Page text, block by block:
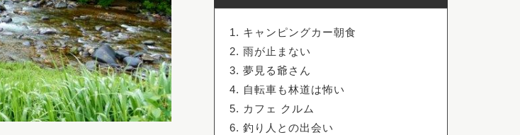
キャンピングカー朝食
雨が止まない
夢見る爺さん
自転車も林道は怖い
カフェ クルム
釣り人との出会い